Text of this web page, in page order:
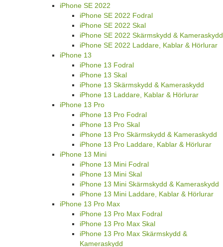
iPhone SE 2022
iPhone SE 2022 Fodral
iPhone SE 2022 Skal
iPhone SE 2022 Skärmskydd & Kameraskydd
iPhone SE 2022 Laddare, Kablar & Hörlurar
iPhone 13
iPhone 13 Fodral
iPhone 13 Skal
iPhone 13 Skärmskydd & Kameraskydd
iPhone 13 Laddare, Kablar & Hörlurar
iPhone 13 Pro
iPhone 13 Pro Fodral
iPhone 13 Pro Skal
iPhone 13 Pro Skärmskydd & Kameraskydd
iPhone 13 Pro Laddare, Kablar & Hörlurar
iPhone 13 Mini
iPhone 13 Mini Fodral
iPhone 13 Mini Skal
iPhone 13 Mini Skärmskydd & Kameraskydd
iPhone 13 Mini Laddare, Kablar & Hörlurar
iPhone 13 Pro Max
iPhone 13 Pro Max Fodral
iPhone 13 Pro Max Skal
iPhone 13 Pro Max Skärmskydd &
Kameraskydd